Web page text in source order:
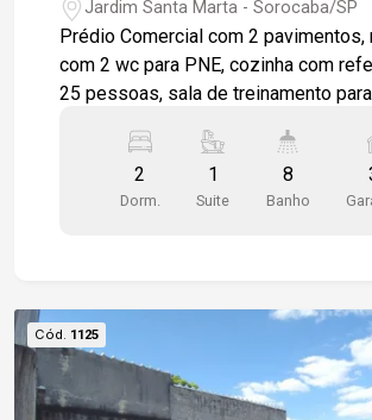
Jardim Santa Marta - Sorocaba/SP
Prédio Comercial com 2 pavimentos,
com 2 wc para PNE, cozinha com
25 pessoas, sala de treinamento
amplas, andar superior com salão
com wc privativo, 2 salas com
masculino e feminino, com total de 8
veículos e 7 motos.
2
Dorm.
1
Suite
8
Banho
Cód. 1125